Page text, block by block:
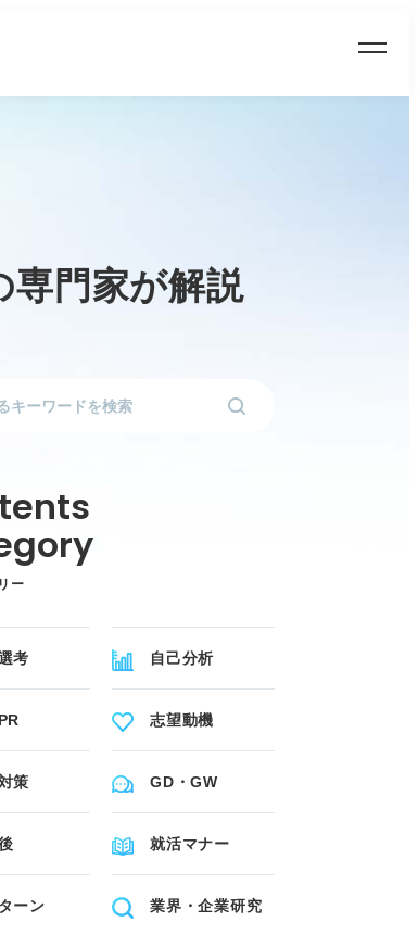
専門家が解説
ー
考 自己分析
志望動機
策 GD・GW
就活マナー
ーン 業界・企業研究